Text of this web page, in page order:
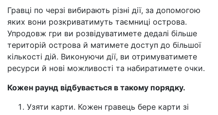
Гравці по черзі вибирають різні дії, за допомогою
яких вони розкриватимуть таємниці острова.
Упродовж гри ви розвідуватимете дедалі більше
територій острова й матимете доступ до більшої
кількості дій. Виконуючи дії, ви отримуватимете
ресурси й нові можливості та набиратимете очки.
Кожен раунд відбувається в такому порядку.
Узяти карти. Кожен гравець бере карти зі